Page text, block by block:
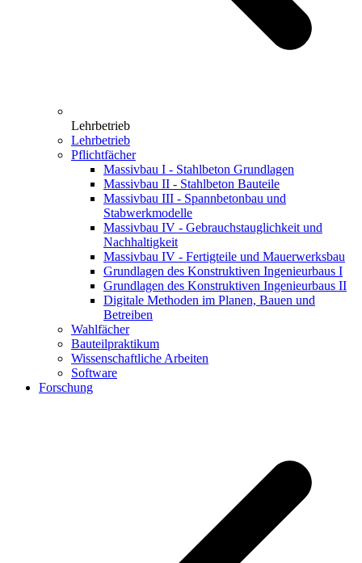
Lehrbetrieb
Lehrbetrieb
Pflichtfächer
Massivbau I - Stahlbeton Grundlagen
Massivbau II - Stahlbeton Bauteile
Massivbau III - Spannbetonbau und
Stabwerkmodelle
Massivbau IV - Gebrauchstauglichkeit und
Nachhaltigkeit
Massivbau IV - Fertigteile und Mauerwerksbau
Grundlagen des Konstruktiven Ingenieurbaus I
Grundlagen des Konstruktiven Ingenieurbaus II
Digitale Methoden im Planen, Bauen und
Betreiben
Wahlfächer
Bauteilpraktikum
Wissenschaftliche Arbeiten
Software
Forschung